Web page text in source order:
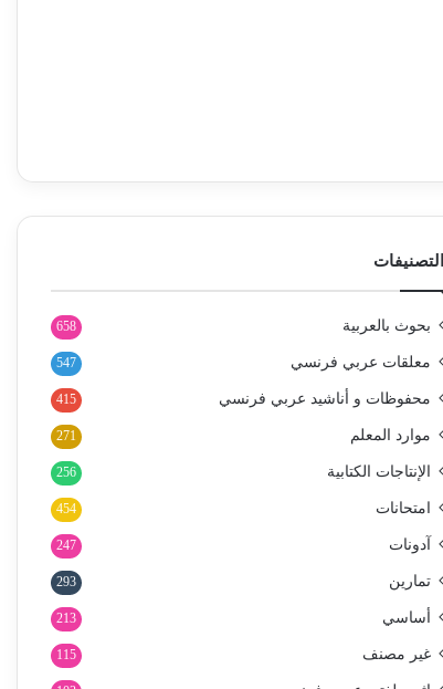
التصنيفات
بحوث بالعربية 658
معلقات عربي فرنسي 547
محفوظات و أناشيد عربي فرنسي 415
موارد المعلم 271
الإنتاجات الكتابية 256
امتحانات 454
آدونات 247
تمارين 293
أساسي 213
غير مصنف 115